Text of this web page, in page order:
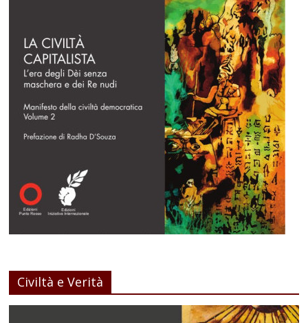
Civiltà e Verità